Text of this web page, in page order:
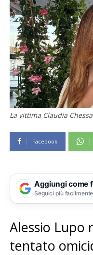
La vittima Claudia Chessa
Facebook
Aggiungi come
Seguici più
Alessio Lupo
tentato